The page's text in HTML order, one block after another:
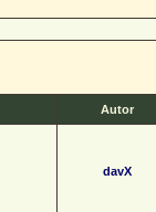
Autor
davX